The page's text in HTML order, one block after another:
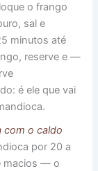
o frango
sal e
minutos até
reserve e —
é ele que vai
com o caldo
por 20 a
macios — o